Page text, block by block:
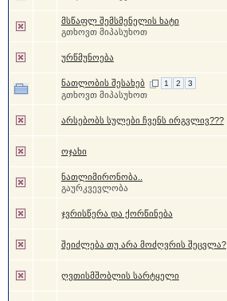
მსწაფლ შემსმენელის ხატი
გთხოვთ მიპასუხოთ
ურწმუნოება
ნათლობის შესახებ 1 2 3
გთხოვთ მიპასუხოთ
არსებობს სულები ჩვენს ირგვლივ???
ოჯახი
ნათლიმირონობა..
გაურკვევლობა
ჯვრისწერა და ქორწინება
შეიძლება თუ არა მოძღვრის შეცვლა?
ღვთისმშობლის სარტყელი